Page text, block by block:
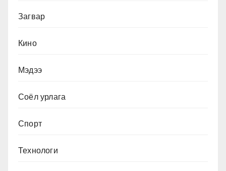
Загвар
Кино
Мэдээ
Соёл урлага
Спорт
Технологи